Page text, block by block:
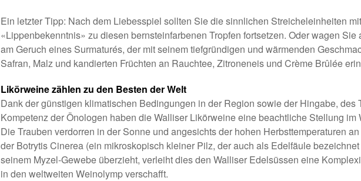
Ein letzter Tipp: Nach dem Liebesspiel sollten Sie die sinnlichen Streicheleinheiten
«Lippenbekenntnis» zu diesen bernsteinfarbenen Tropfen fortsetzen. Oder wagen
am Geruch eines Surmaturés, der mit seinem tiefgründigen und wärmenden
Safran, Malz und kandierten Früchten an Rauchtee, Zitroneneis und Crème Brûlée
Likörweine zählen zu den Besten der Welt
Dank der günstigen klimatischen Bedingungen in der Region sowie der Hingabe, des
Kompetenz der Önologen haben die Walliser Likörweine eine beachtliche Stellung im
Die Trauben verdorren in der Sonne und angesichts der hohen Herbsttemperaturen
der Botrytis Cinerea (ein mikroskopisch kleiner Pilz, der auch als Edelfäule
seinem Myzel-Gewebe überzieht, verleiht dies den Walliser Edelsüssen eine
in den weltweiten Weinolymp verschafft.